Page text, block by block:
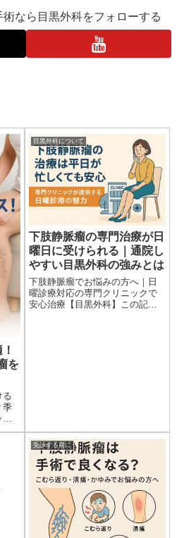
なら目黒外科をフォローする
を
る
季
院
目黒外科について
下肢静脈瘤の専門治療が日
曜日に受けられる｜通院し
やすい目黒外科の強みとは
下肢静脈瘤でお悩みの方へ｜日
曜診療対応の専門クリニックで
安心治療【目黒外科】この記事
受診する前に